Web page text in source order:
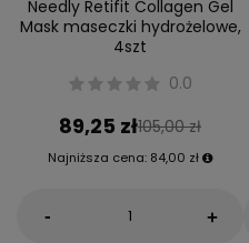
Needly Retifit Collagen Gel
Mask maseczki hydrożelowe,
4szt
0.0
89,25 zł105,00 zł
Najniższa cena: 84,00 zł
- +